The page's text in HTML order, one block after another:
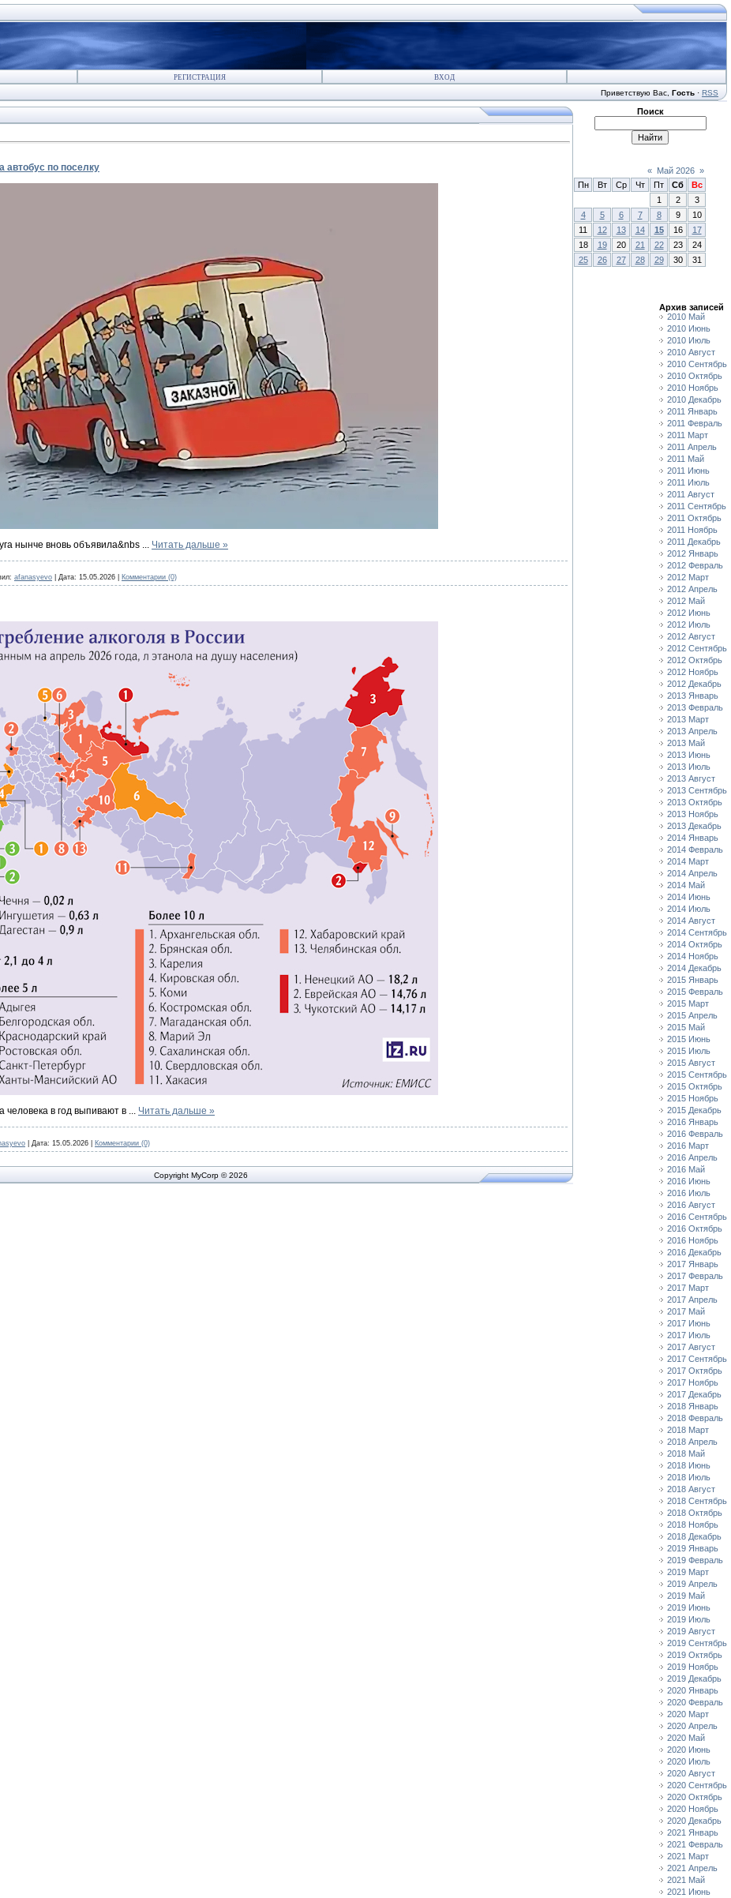
РЕГИСТРАЦИЯ ВХОД
Приветствую Вас Гость · RSS
автобус по поселку
нынче вновь объявила&nbs Читать дальше »
afanasyevo Дата: 15.05.2026 Комментарии (0)
человека в год выпивают в Читать дальше »
Дата: 15.05.2026 Комментарии (0)
Copyright MyCorp © 2026
Поиск
« Май 2026 »
Пн
Вт Ср Чт Пт Сб
Вс
1
2
3
4
5 6 7 8 9
10
11
12 13 14 15 16
17
18
19 20 21 22 23
24
25
26 27 28 29 30 31
Архив записей
2010 Май
2010 Июнь
2010 Июль
2010 Август
2010 Сентябрь
2010 Октябрь
2010 Ноябрь
2010 Декабрь
2011 Январь
2011 Февраль
2011 Март
2011 Апрель
2011 Май
2011 Июнь
2011 Июль
2011 Август
2011 Сентябрь
2011 Октябрь
2011 Ноябрь
2011 Декабрь
2012 Январь
2012 Февраль
2012 Март
2012 Апрель
2012 Май
2012 Июнь
2012 Июль
2012 Август
2012 Сентябрь
2012 Октябрь
2012 Ноябрь
2012 Декабрь
2013 Январь
2013 Февраль
2013 Март
2013 Апрель
2013 Май
2013 Июнь
2013 Июль
2013 Август
2013 Сентябрь
2013 Октябрь
2013 Ноябрь
2013 Декабрь
2014 Январь
2014 Февраль
2014 Март
2014 Апрель
2014 Май
2014 Июнь
2014 Июль
2014 Август
2014 Сентябрь
2014 Октябрь
2014 Ноябрь
2014 Декабрь
2015 Январь
2015 Февраль
2015 Март
2015 Апрель
2015 Май
2015 Июнь
2015 Июль
2015 Август
2015 Сентябрь
2015 Октябрь
2015 Ноябрь
2015 Декабрь
2016 Январь
2016 Февраль
2016 Март
2016 Апрель
2016 Май
2016 Июнь
2016 Июль
2016 Август
2016 Сентябрь
2016 Октябрь
2016 Ноябрь
2016 Декабрь
2017 Январь
2017 Февраль
2017 Март
2017 Апрель
2017 Май
2017 Июнь
2017 Июль
2017 Август
2017 Сентябрь
2017 Октябрь
2017 Ноябрь
2017 Декабрь
2018 Январь
2018 Февраль
2018 Март
2018 Апрель
2018 Май
2018 Июнь
2018 Июль
2018 Август
2018 Сентябрь
2018 Октябрь
2018 Ноябрь
2018 Декабрь
2019 Январь
2019 Февраль
2019 Март
2019 Апрель
2019 Май
2019 Июнь
2019 Июль
2019 Август
2019 Сентябрь
2019 Октябрь
2019 Ноябрь
2019 Декабрь
2020 Январь
2020 Февраль
2020 Март
2020 Апрель
2020 Май
2020 Июнь
2020 Июль
2020 Август
2020 Сентябрь
2020 Октябрь
2020 Ноябрь
2020 Декабрь
2021 Январь
2021 Февраль
2021 Март
2021 Апрель
2021 Май
2021 Июнь